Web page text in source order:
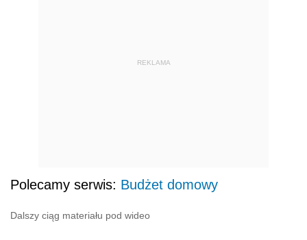
REKLAMA
Polecamy serwis: Budżet domowy
Dalszy ciąg materiału pod wideo